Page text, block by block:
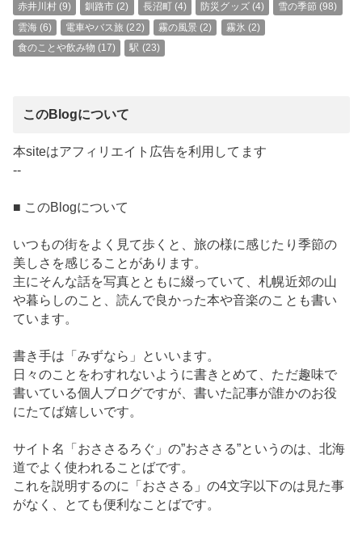
赤井川村(9) 釧路市 (2) 長沼町(4) 防災グッズ(4) 雪の季節 (98)
雲海(6) 電車やバス旅 (22) 霧の風景 (2) 霧氷 (2)
食のことや飲み物 (17) 駅 (23)
このBlogについて
本siteはアフィリエイト広告を利用してます
--
■ このBlogについて
いつもの街をよく見て歩くと、旅の様に感じたり季節の
美しさを感じることがあります。
主にそんな話を写真とともに綴っていて、札幌近郊の山
や暮らしのこと、読んで良かった本や音楽のことも書い
ています。
書き手は「みずなら」といいます。
日々のことをわすれないように書きとめて、ただ趣味で
書いている個人ブログですが、書いた記事が誰かのお役
にたてば嬉しいです。
サイト名「おささるろぐ」の”おささる”というのは、北海
道でよく使われることばです。
これを説明するのに「おささる」の4文字以下のは見た事
がなく、とても便利なことばです。